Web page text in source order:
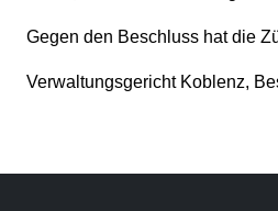
Gegen den Beschluss hat die
Verwaltungsgericht Koblenz,